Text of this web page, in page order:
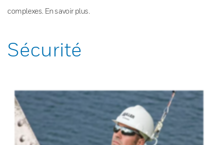
complexes. En savoir plus.
Sécurité